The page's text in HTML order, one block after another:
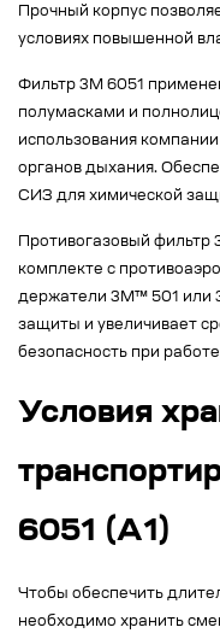
Прочный корпус
условиях повышенной
Фильтр 3М 6051
полумасками и
использования
органов дыхания.
СИЗ для химической
Противогазовый
комплекте с
держатели 3М™ 501 или
защиты и увеличивает
безопасность при
Условия
6051 (А1)
Чтобы обеспечить
необходимо хранить